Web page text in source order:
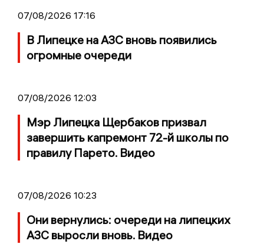
07/08/2026 17:16
В Липецке на АЗС вновь появились
огромные очереди
07/08/2026 12:03
Мэр Липецка Щербаков призвал
завершить капремонт 72-й школы по
правилу Парето. Видео
07/08/2026 10:23
Они вернулись: очереди на липецких
АЗС выросли вновь. Видео